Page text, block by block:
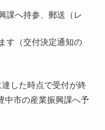
課へ持参、郵送（レ
す（交付決定通知の
した時点で受付が終
中市の産業振興課へ予